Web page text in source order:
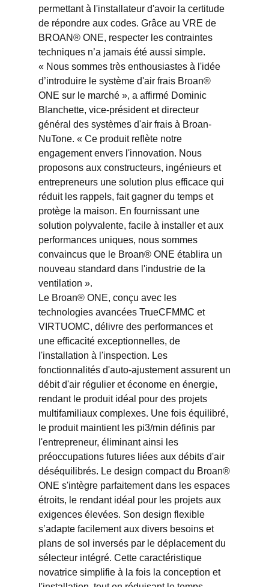
permettant à l'installateur d'avoir la certitude
de répondre aux codes. Grâce au VRE de
BROAN® ONE, respecter les contraintes
techniques n’a jamais été aussi simple.
« Nous sommes très enthousiastes à l'idée
d’introduire le système d'air frais Broan®
ONE sur le marché », a affirmé Dominic
Blanchette, vice-président et directeur
général des systèmes d'air frais à Broan-
NuTone. « Ce produit reflète notre
engagement envers l'innovation. Nous
proposons aux constructeurs, ingénieurs et
entrepreneurs une solution plus efficace qui
réduit les rappels, fait gagner du temps et
protège la maison. En fournissant une
solution polyvalente, facile à installer et aux
performances uniques, nous sommes
convaincus que le Broan® ONE établira un
nouveau standard dans l'industrie de la
ventilation ».
Le Broan® ONE, conçu avec les
technologies avancées TrueCFMMC et
VIRTUOMC, délivre des performances et
une efficacité exceptionnelles, de
l'installation à l'inspection. Les
fonctionnalités d'auto-ajustement assurent un
débit d'air régulier et économe en énergie,
rendant le produit idéal pour des projets
multifamiliaux complexes. Une fois équilibré,
le produit maintient les pi3/min définis par
l'entrepreneur, éliminant ainsi les
préoccupations futures liées aux débits d'air
déséquilibrés. Le design compact du Broan®
ONE s'intègre parfaitement dans les espaces
étroits, le rendant idéal pour les projets aux
exigences élevées. Son design flexible
s’adapte facilement aux divers besoins et
plans de sol inversés par le déplacement du
sélecteur intégré. Cette caractéristique
novatrice simplifie à la fois la conception et